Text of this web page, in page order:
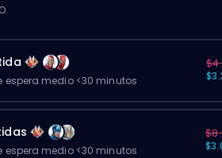
espera medio <30 minutos
espera medio <30 minutos